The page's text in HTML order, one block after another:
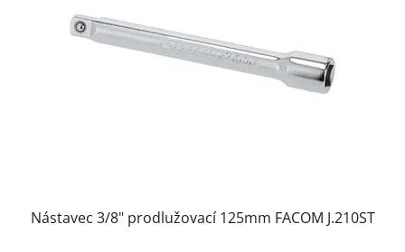
Nástavec 3/8" prodlužovací 125mm FACOM J.210ST